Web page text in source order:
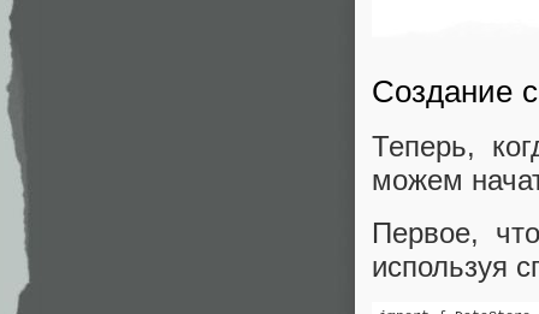
Создание
Теперь,
можем
Первое,
используя